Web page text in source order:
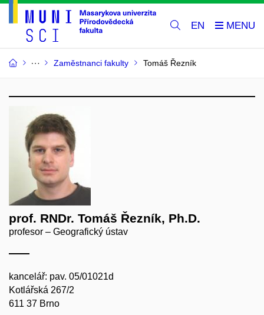
EN
Zaměstnanci fakulty Tomáš Řezník
prof. RNDr. Tomáš Řezník, Ph.D.
profesor – Geografický ústav
kancelář: pav. 05/01021d
Kotlářská 267/2
611 37 Brno